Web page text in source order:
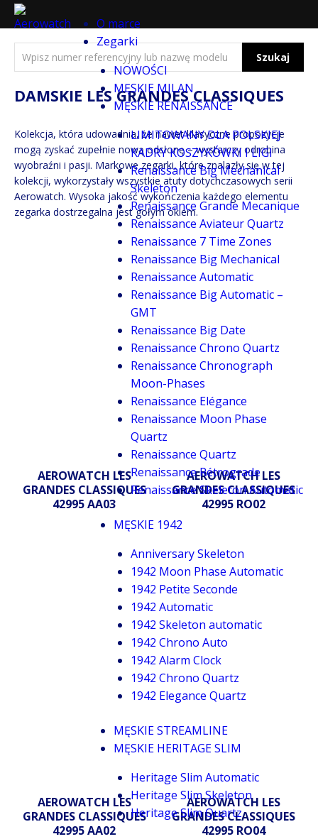
O marce
Zegarki
NOWOŚCI
MĘSKIE MILAN
MĘSKIE RENAISSANCE
LIMITOWANY DLA POLSKIEJ
KADRY KOSZYKÓWKI I LIGI
Renaissance Big Mechanical
Skeleton
Renaissance Grande Mecanique
Renaissance Aviateur Quartz
Renaissance 7 Time Zones
Renaissance Big Mechanical
Renaissance Automatic
Renaissance Big Automatic –
GMT
Renaissance Big Date
Renaissance Chrono Quartz
Renaissance Chronograph
Moon-Phases
Renaissance Elégance
Renaissance Moon Phase
Quartz
Renaissance Quartz
Renaissance Rétrograde
Renaissance Skeleton Automatic
MĘSKIE 1942
Anniversary Skeleton
1942 Moon Phase Automatic
1942 Petite Seconde
1942 Automatic
1942 Skeleton automatic
1942 Chrono Auto
1942 Alarm Clock
1942 Chrono Quartz
1942 Elegance Quartz
MĘSKIE STREAMLINE
MĘSKIE HERITAGE SLIM
Heritage Slim Automatic
Heritage Slim Skeleton
Heritage Slim Quartz
Szukaj
DAMSKIE LES GRANDES CLASSIQUES
Kolekcja, która udowadnia, że nawet klasyczne propozycje
mogą zyskać zupełnie nową odsłonę – wystarczy odrobina
wyobraźni i pasji. Markowe zegarki, które znalazły się w tej
kolekcji, wykorzystały wszystkie atuty dotychczasowych serii
Aerowatch. Wysoka jakość wykończenia każdego elementu
zegarka dostrzegalna jest gołym okiem.
AEROWATCH LES
GRANDES CLASSIQUES
42995 AA03
AEROWATCH LES
GRANDES CLASSIQUES
42995 RO02
AEROWATCH LES
GRANDES CLASSIQUES
42995 AA02
AEROWATCH LES
GRANDES CLASSIQUES
42995 RO04